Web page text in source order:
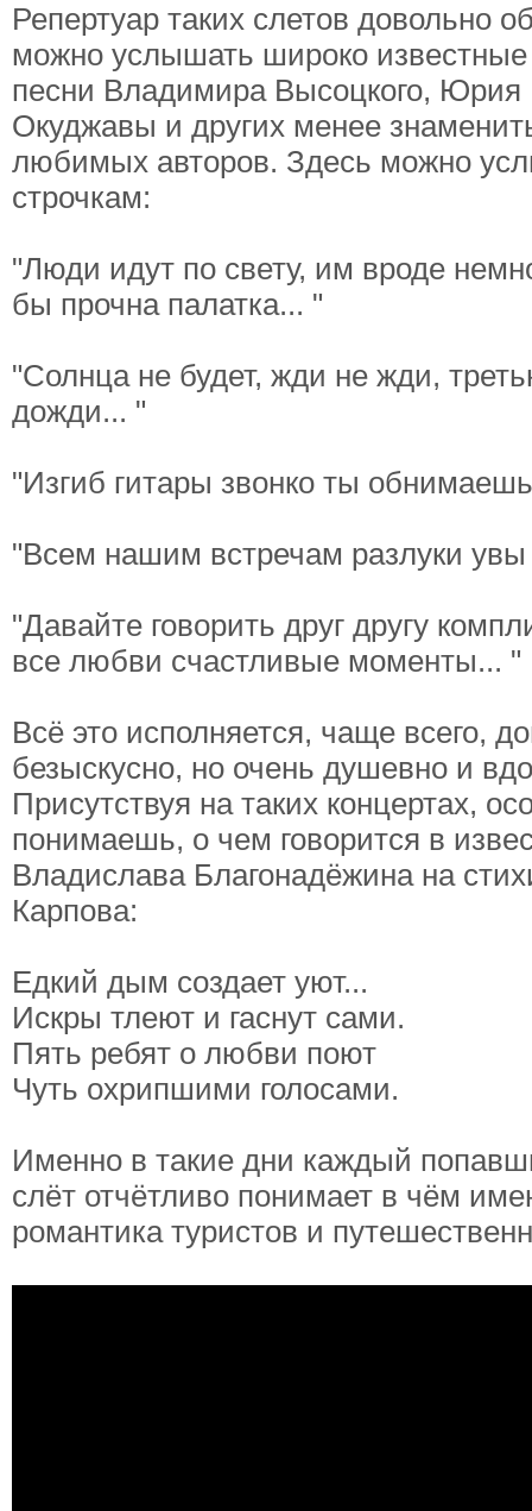
Репертуар таких слетов довольно
можно услышать широко
песни Владимира Высоцкого, Юрия
Окуджавы и других менее
любимых авторов. Здесь можно
строчкам:
"Люди идут по свету, им вроде
бы прочна палатка... "
"Солнца не будет, жди не жди,
дожди... "
"Изгиб гитары звонко ты
"Всем нашим встречам разлуки
"Давайте говорить друг другу
все любви счастливые моменты... "
Всё это исполняется, чаще всего,
безыскусно, но очень душевно и
Присутствуя на таких концертах,
понимаешь, о чем говорится в
Владислава Благонадёжина на
Карпова:
Едкий дым создает уют...
Искры тлеют и гаснут сами.
Пять ребят о любви поют
Чуть охрипшими голосами.
Именно в такие дни каждый
слёт отчётливо понимает в чём
романтика туристов и